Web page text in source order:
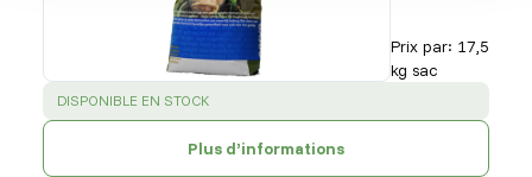
Prix par: 17,5
kg sac
SUCCESS:
DISPONIBLE EN STOCK
Plus d’informations